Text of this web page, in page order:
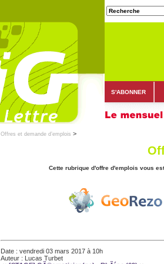
S'ABONNER
Offres et demande d’emplois >
Cette rubrique d'offre d'emplois vous
Date : vendredi 03 mars 2017 à 10h
Auteur : Lucas Turbet